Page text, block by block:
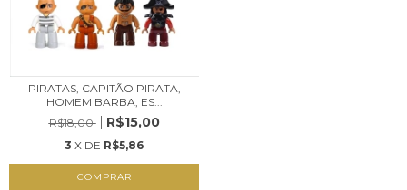
PIRATAS, CAPITÃO PIRATA,
HOMEM BARBA, ES...
R$18,00
R$15,00
3 X DE R$5,86
COMPRAR